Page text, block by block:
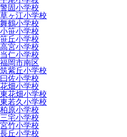
警固小学校
草ヶ江小学校
舞鶴小学校
小笹小学校
笹丘小学校
高宮小学校
当仁小学校
福岡市南区
筑紫丘小学校
曰佐小学校
花畑小学校
東花畑小学校
東若久小学校
柏原小学校
三宅小学校
宮竹小学校
長丘小学校